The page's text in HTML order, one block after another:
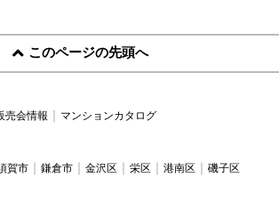
このページの先頭へ
売会情報 マンションカタログ
賀市 鎌倉市 金沢区 栄区 港南区 磯子区